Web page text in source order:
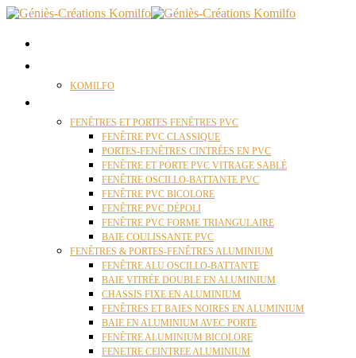
KOMILFO
FENÊTRES ET PORTES FENÊTRES PVC
FENÊTRE PVC CLASSIQUE
PORTES-FENÊTRES CINTRÉES EN PVC
FENÊTRE ET PORTE PVC VITRAGE SABLÉ
FENÊTRE OSCILLO-BATTANTE PVC
FENÊTRE PVC BICOLORE
FENÊTRE PVC DÉPOLI
FENÊTRE PVC FORME TRIANGULAIRE
BAIE COULISSANTE PVC
FENÊTRES & PORTES-FENÊTRES ALUMINIUM
FENÊTRE ALU OSCILLO-BATTANTE
BAIE VITRÉE DOUBLE EN ALUMINIUM
CHASSIS FIXE EN ALUMINIUM
FENÊTRES ET BAIES NOIRES EN ALUMINIUM
BAIE EN ALUMINIUM AVEC PORTE
FENÊTRE ALUMINIUM BICOLORE
FENETRE CEINTREE ALUMINIUM